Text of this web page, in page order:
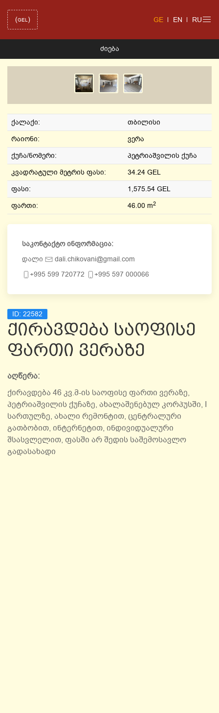
(GEL ) GE EN RU
ᲫᲘᲔᲑᲐ
ქალაქი:
თბილისი
რაიონი:
ვერა
ქუჩა/ნომერი:
პეტრიაშვილის ქუჩა
კვადრატული მეტრის ფასი:
34.24 GEL
ფასი:
1,575.54 GEL
ფართი:
46.00 m2
საკონტაქტო ინფორმაცია:
დალი
dali.chikovani@gmail.com
+995 599 720772
+995 597 000066
ID: 22582
ქირავდება საოფისე
ფართი ვერაზე
აღწერა:
ქირავდება 46 კვ.მ-ის საოფისე ფართი ვერაზე,
პეტრიაშვილის ქუჩაზე, ახალაშენებულ კორპუსში, I
სართულზე, ახალი რემონტით, ცენტრალური
გათბობით, ინტერნეტით, ინდივიდუალური
შსასვლელით, ფასში არ შედის საშემოსავლო
გადასახადი